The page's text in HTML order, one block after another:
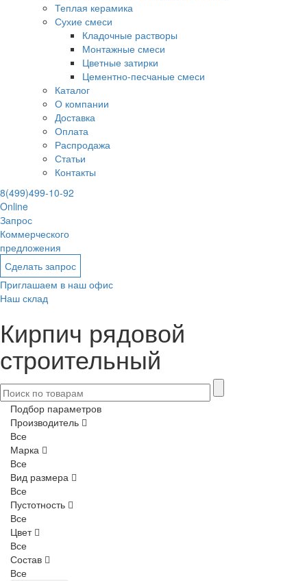
Теплая керамика
Сухие смеси
Кладочные растворы
Монтажные смеси
Цветные затирки
Цементно-песчаные смеси
Каталог
О компании
Доставка
Оплата
Распродажа
Статьи
Контакты
8(499)499-10-92
Online
Запрос
Коммерческого
предложения
Сделать запрос
Приглашаем в наш офис
Наш склад
Кирпич рядовой
строительный
Подбор параметров
Производитель
Все
Марка
Все
Вид размера
Все
Пустотность
Все
Цвет
Все
Состав
Все